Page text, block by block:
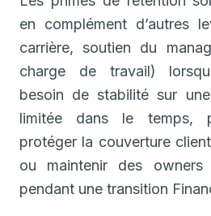
en complément d’autres
carrière, soutien du
charge de travail)
besoin de stabilité sur
limitée dans le temps,
protéger la couverture
ou maintenir des
pendant une transition